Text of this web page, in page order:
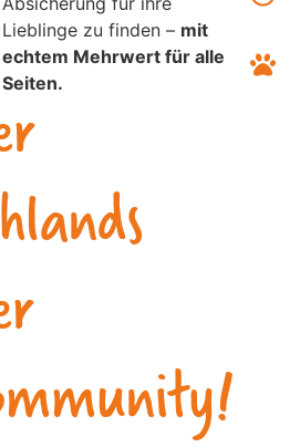
Lieblinge zu finden – mit
echtem Mehrwert für alle
Seiten.